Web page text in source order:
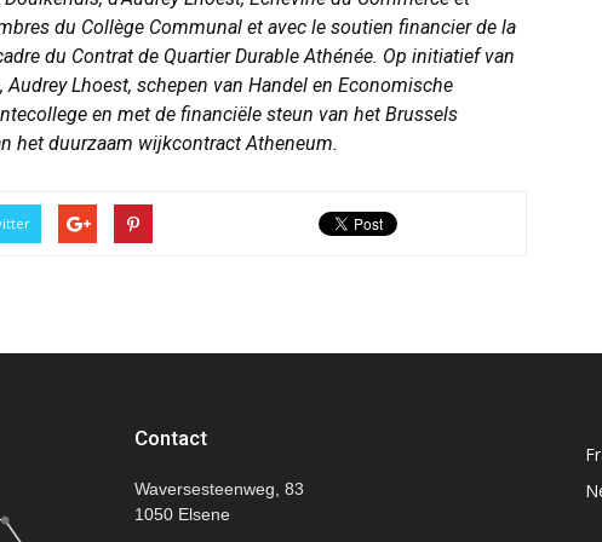
du Collège Communal et avec le soutien financier de la
du Contrat de Quartier Durable Athénée. Op initiatief van
Lhoest, schepen van Handel en Economische
en met de financiële steun van het Brussels
het duurzaam wijkcontract Atheneum.
Contact
Waversesteenweg, 83
1050 Elsene